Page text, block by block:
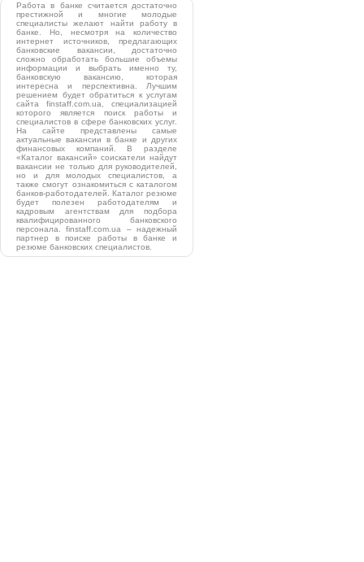
Работа в банке считается достаточно
престижной и многие молодые
специалисты желают найти работу в
банке. Но, несмотря на количество
интернет источников, предлагающих
банковские вакансии, достаточно
сложно обработать большие объемы
информации и выбрать именно ту,
банковскую вакансию, которая
интересна и перспективна. Лучшим
решением будет обратиться к услугам
сайта finstaff.com.ua, специализацией
которого является поиск работы и
специалистов в сфере банковских услуг.
На сайте представлены самые
актуальные вакансии в банке и других
финансовых компаний. В разделе
«Каталог вакансий» соискатели найдут
вакансии не только для руководителей,
но и для молодых специалистов, а
также смогут ознакомиться с каталогом
банков-работодателей. Каталог резюме
будет полезен работодателям и
кадровым агентствам для подбора
квалифицированного банковского
персонала. finstaff.com.ua – надежный
партнер в поиске работы в банке и
резюме банковских специалистов.